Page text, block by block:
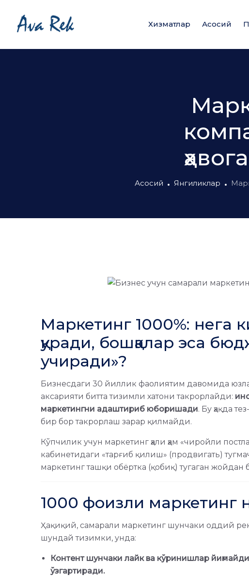
Хизматлар Асосий
Асосий Янгиликлар
Маркетинг 1000%: нега
қуради, бошқалар эса
учиради»?
Бизнесдаги 30 йиллик фаолиятим давомида
аксарияти битта тизимли хатони такрорлайди:
маркетингни адаштириб юборишади. Бу ҳақда
бир бор такрорлаш зарар қилмайди.
Кўпчилик учун маркетинг ҳали ҳам «чиройли
кабинетидаги «тарғиб қилиш» (продвигать)
маркетинг ташқи обёртка (қобиқ) тугаган жойдан
1000 фоизли маркетинг
Ҳақиқий, самарали маркетинг шунчаки оддий
шундай тизимки, унда:
Контент шунчаки лайк ва кўринишлар
ўзгартиради.